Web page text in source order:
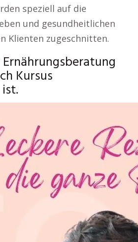
speziell auf die
und gesundheitlichen
Klienten zugeschnitten.
Kursus